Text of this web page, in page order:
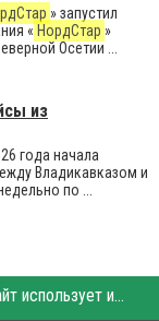
» запустил
« НордСтар »
Осетии ...
из
года начала
Владикавказом и
по ...
Этот сайт использует «cookies». Также сайт использует интернет-сервис для сбора технических данных касательно посетителей с целью получения маркетинговой и статистической информации. Условия обработки данных посетителей сайта см.